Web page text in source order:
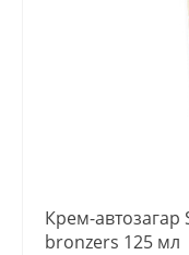
Крем-автозагар
bronzers 125 мл